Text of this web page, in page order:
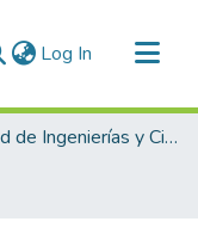
Log In (current)
Facultad de Ingenierías y Ciencias Puras